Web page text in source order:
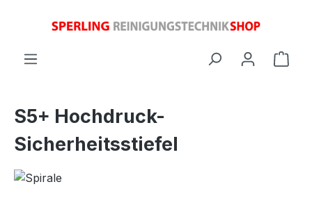
S5+ Hochdruck-
Sicherheitsstiefel